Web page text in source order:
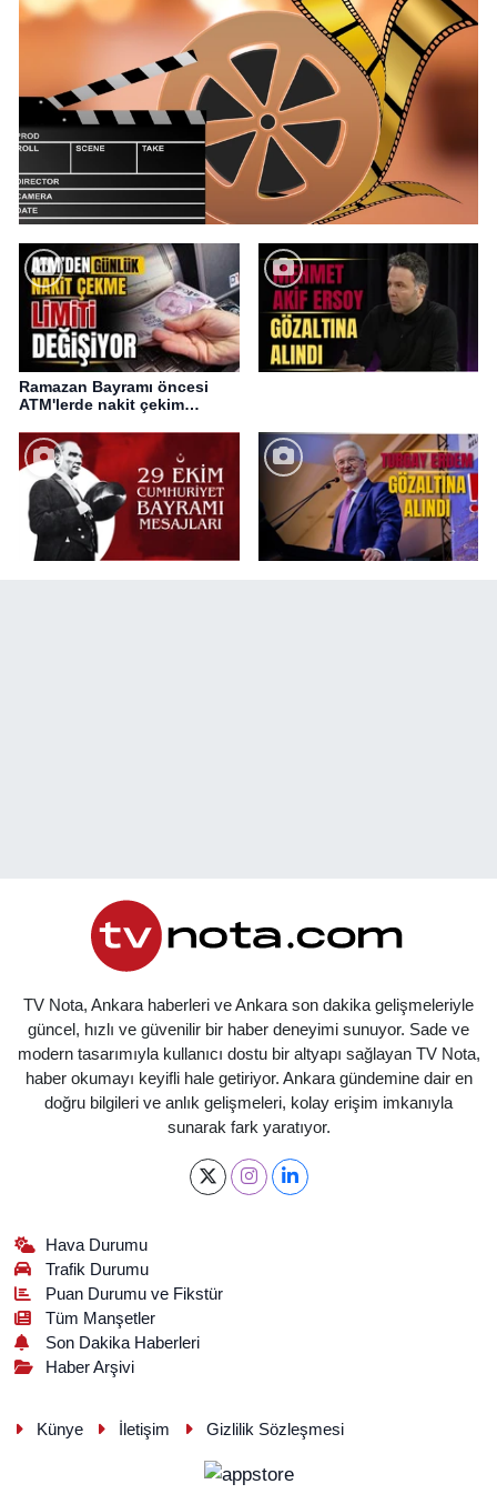
Ramazan Bayramı öncesi
ATM'lerde nakit çekim
TV Nota, Ankara haberleri ve Ankara son dakika gelişmeleriyle
güncel, hızlı ve güvenilir bir haber deneyimi sunuyor. Sade ve
modern tasarımıyla kullanıcı dostu bir altyapı sağlayan TV Nota,
haber okumayı keyifli hale getiriyor. Ankara gündemine dair en
doğru bilgileri ve anlık gelişmeleri, kolay erişim imkanıyla
sunarak fark yaratıyor.
Hava Durumu
Trafik Durumu
Puan Durumu ve Fikstür
Tüm Manşetler
Son Dakika Haberleri
Haber Arşivi
Künye İletişim Gizlilik Sözleşmesi